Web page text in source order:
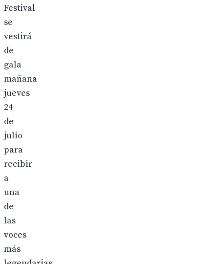
Festival
se
vestirá
de
gala
mañana
jueves
24
de
julio
para
recibir
a
una
de
las
voces
más